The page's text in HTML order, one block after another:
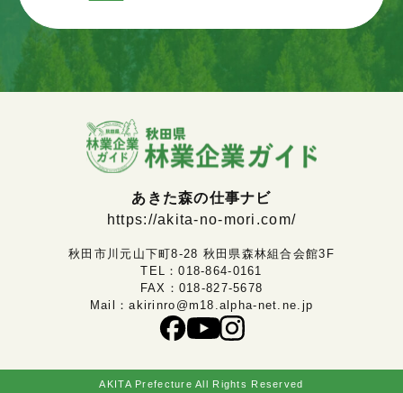
あきた森の仕事ナビ
https://akita-no-mori.com/
秋田市川元山下町8-28 秋田県森林組合会館3F
TEL：018-864-0161
FAX：018-827-5678
Mail：akirinro@m18.alpha-net.ne.jp
AKITA Prefecture All Rights Reserved